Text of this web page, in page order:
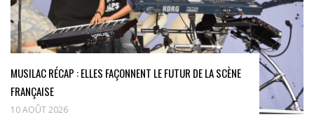
MUSILAC RÉCAP : ELLES FAÇONNENT LE FUTUR DE LA SCÈNE
FRANÇAISE
10 AOÛT 2026